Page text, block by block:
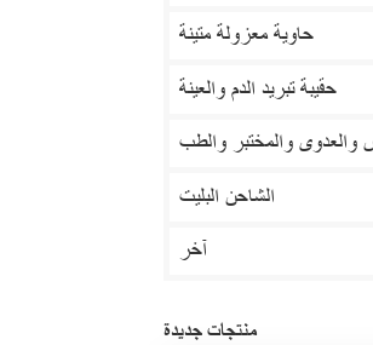
حاوية معزولة متينة
حقيبة تبريد الدم والعينة
والعدوى والمختبر والطب
الشاحن البليت
آخر
منتجات جديدة